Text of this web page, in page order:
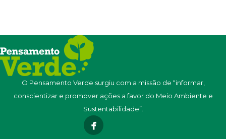
O Pensamento Verde surgiu com a missão de “informar,
conscientizar e promover ações a favor do Meio Ambiente e
Sustentabilidade”.